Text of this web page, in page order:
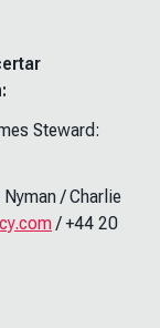
Steward:
/ Charlie
/ +44 20